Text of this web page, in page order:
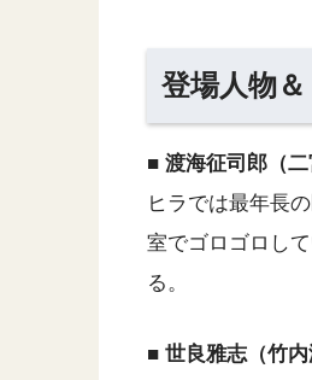
登場人物
■ 渡海征司郎（二
ヒラでは最年長
室でゴロゴロし
る。
■ 世良雅志（竹内